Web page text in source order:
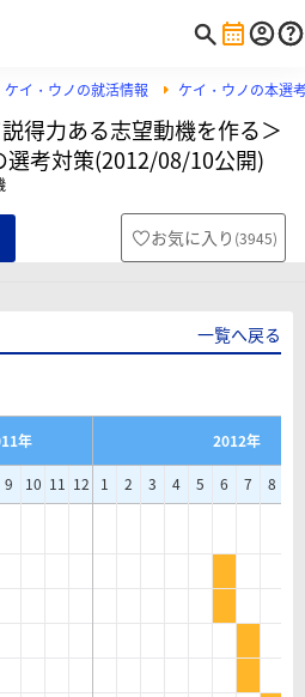
ケイ・ウノの就活情報 ケイ・ウノの本選
得力ある志望動機を作る＞
考対策(2012/08/10公開)
お気に入り (3945)
一覧へ戻る
年
2012年
9 10 11 12 1 2 3 4 5 6 7 8